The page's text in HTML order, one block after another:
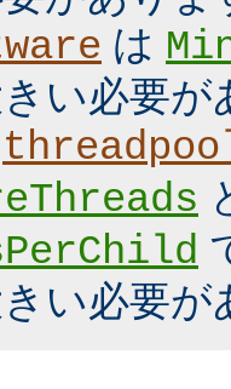
は
い必要が
い必要が